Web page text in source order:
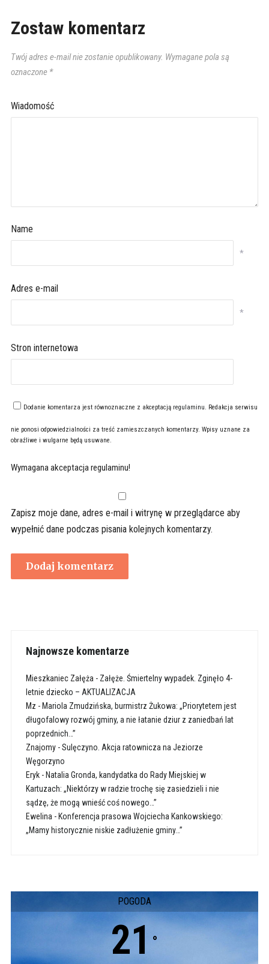
Zostaw komentarz
Twój adres e-mail nie zostanie opublikowany. Wymagane pola są
oznaczone *
Wiadomość
Name
*
Adres e-mail
*
Stron internetowa
Dodanie komentarza jest równoznaczne z akceptacją regulaminu. Redakcja serwisu
nie ponosi odpowiedzialności za treść zamieszczanych komentarzy. Wpisy uznane za
obraźliwe i wulgarne będą usuwane.
Wymagana akceptacja regulaminu!
Zapisz moje dane, adres e-mail i witrynę w przeglądarce aby
wypełnić dane podczas pisania kolejnych komentarzy.
Najnowsze komentarze
Mieszkaniec Załęża - Załęże. Śmiertelny wypadek. Zginęło 4-
letnie dziecko – AKTUALIZACJA
Mz - Mariola Zmudzińska, burmistrz Żukowa: „Priorytetem jest
długofalowy rozwój gminy, a nie łatanie dziur z zaniedbań lat
poprzednich…”
Znajomy-Sulęczyno. Akcja ratownicza na Jeziorze
Węgorzyno
Eryk- Natalia Gronda, kandydatka do Rady Miejskiej w
Kartuzach: „Niektórzy w radzie trochę się zasiedzieli i nie
sądzę, że mogą wnieść coś nowego…”
Ewelina - Konferencja prasowa Wojciecha Kankowskiego:
„Mamy historycznie niskie zadłużenie gminy…”
POGODA
21 °